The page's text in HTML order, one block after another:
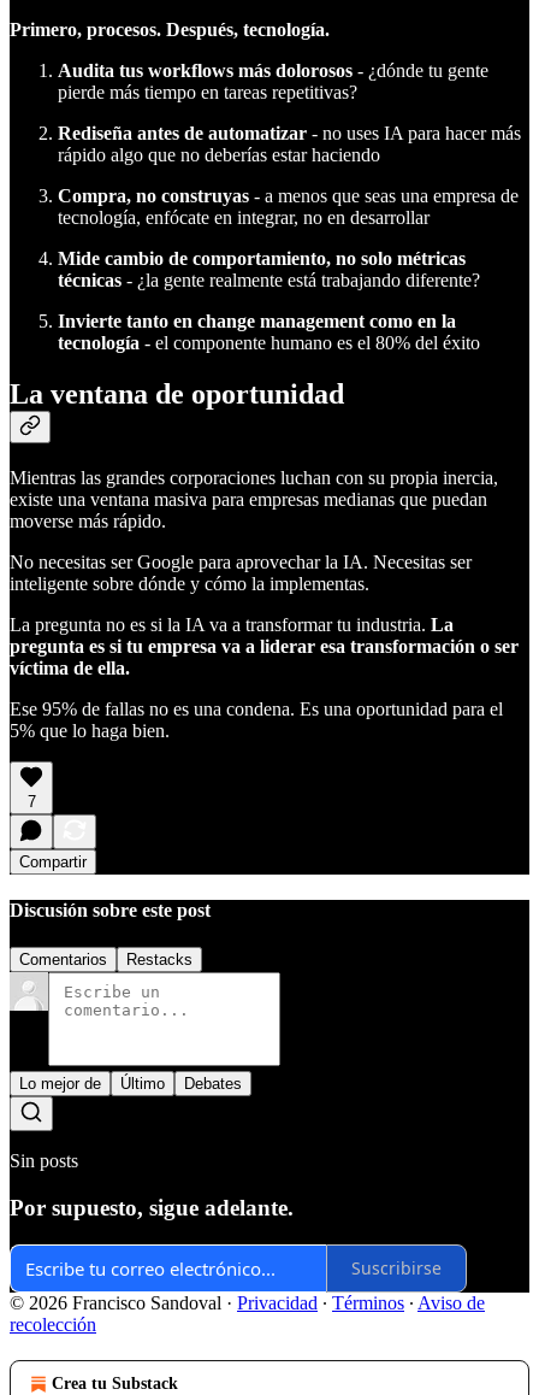
Primero, procesos. Después, tecnología.
Audita tus workflows más dolorosos - ¿dónde tu gente
pierde más tiempo en tareas repetitivas?
Rediseña antes de automatizar - no uses IA para hacer más
rápido algo que no deberías estar haciendo
Compra, no construyas - a menos que seas una empresa de
tecnología, enfócate en integrar, no en desarrollar
Mide cambio de comportamiento, no solo métricas
técnicas - ¿la gente realmente está trabajando diferente?
Invierte tanto en change management como en la
tecnología - el componente humano es el 80% del éxito
La ventana de oportunidad
Mientras las grandes corporaciones luchan con su propia inercia,
existe una ventana masiva para empresas medianas que puedan
moverse más rápido.
No necesitas ser Google para aprovechar la IA. Necesitas ser
inteligente sobre dónde y cómo la implementas.
La pregunta no es si la IA va a transformar tu industria. La
pregunta es si tu empresa va a liderar esa transformación o ser
víctima de ella.
Ese 95% de fallas no es una condena. Es una oportunidad para el
5% que lo haga bien.
7
Compartir
Discusión sobre este post
Comentarios Restacks
Lo mejor de Último Debates
Sin posts
Por supuesto, sigue adelante.
Suscribirse
© 2026 Francisco Sandoval · Privacidad ∙ Términos ∙ Aviso de
recolección
Crea tu Substack